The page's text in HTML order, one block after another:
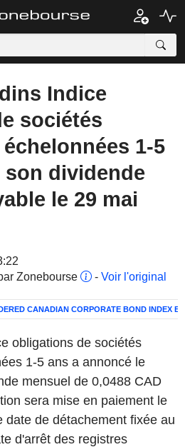
Indice
sociétés
1-5
dividende
le 29 mai
Zonebourse
- Voir l'original
CANADIAN CORPORATE BOND INDEX
obligations de sociétés
1-5 ans a annoncé le
mensuel de 0,0488 CAD
sera mise en paiement le
date de détachement fixée au
d'arrêt des registres